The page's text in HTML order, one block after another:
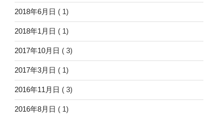
2018年6月日 ( 1)
2018年1月日 ( 1)
2017年10月日 ( 3)
2017年3月日 ( 1)
2016年11月日 ( 3)
2016年8月日 ( 1)